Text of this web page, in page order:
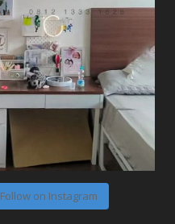
Follow on Instagram